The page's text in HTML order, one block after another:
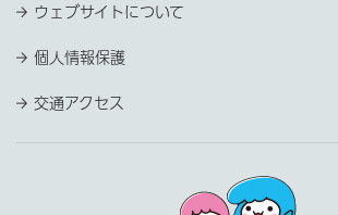
ウェブサイトについて
個人情報保護
交通アクセス